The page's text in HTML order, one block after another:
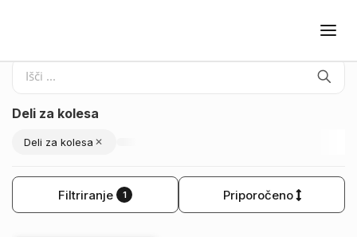
Deli za kolesa
Filtriranje 1 Priporočeno
Deli za kolesa ✕